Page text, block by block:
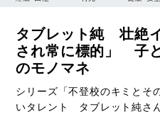
タブレット純 壮絶
され常に標的」 子
のモノマネ
シリーズ「不登校のキミと
いタレント タブレット純さ